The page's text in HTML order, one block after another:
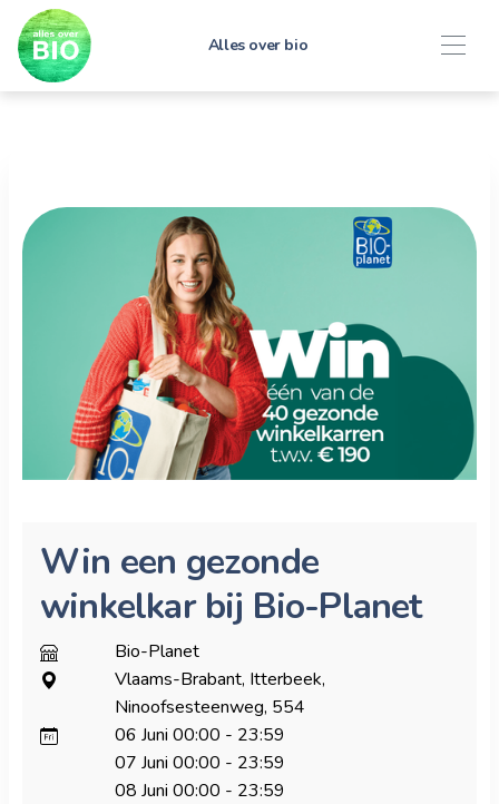
Alles over bio
Win een gezonde
winkelkar bij Bio-Planet
Bio-Planet
Vlaams-Brabant, Itterbeek,
Ninoofsesteenweg, 554
06 Juni 00:00 - 23:59
07 Juni 00:00 - 23:59
08 Juni 00:00 - 23:59